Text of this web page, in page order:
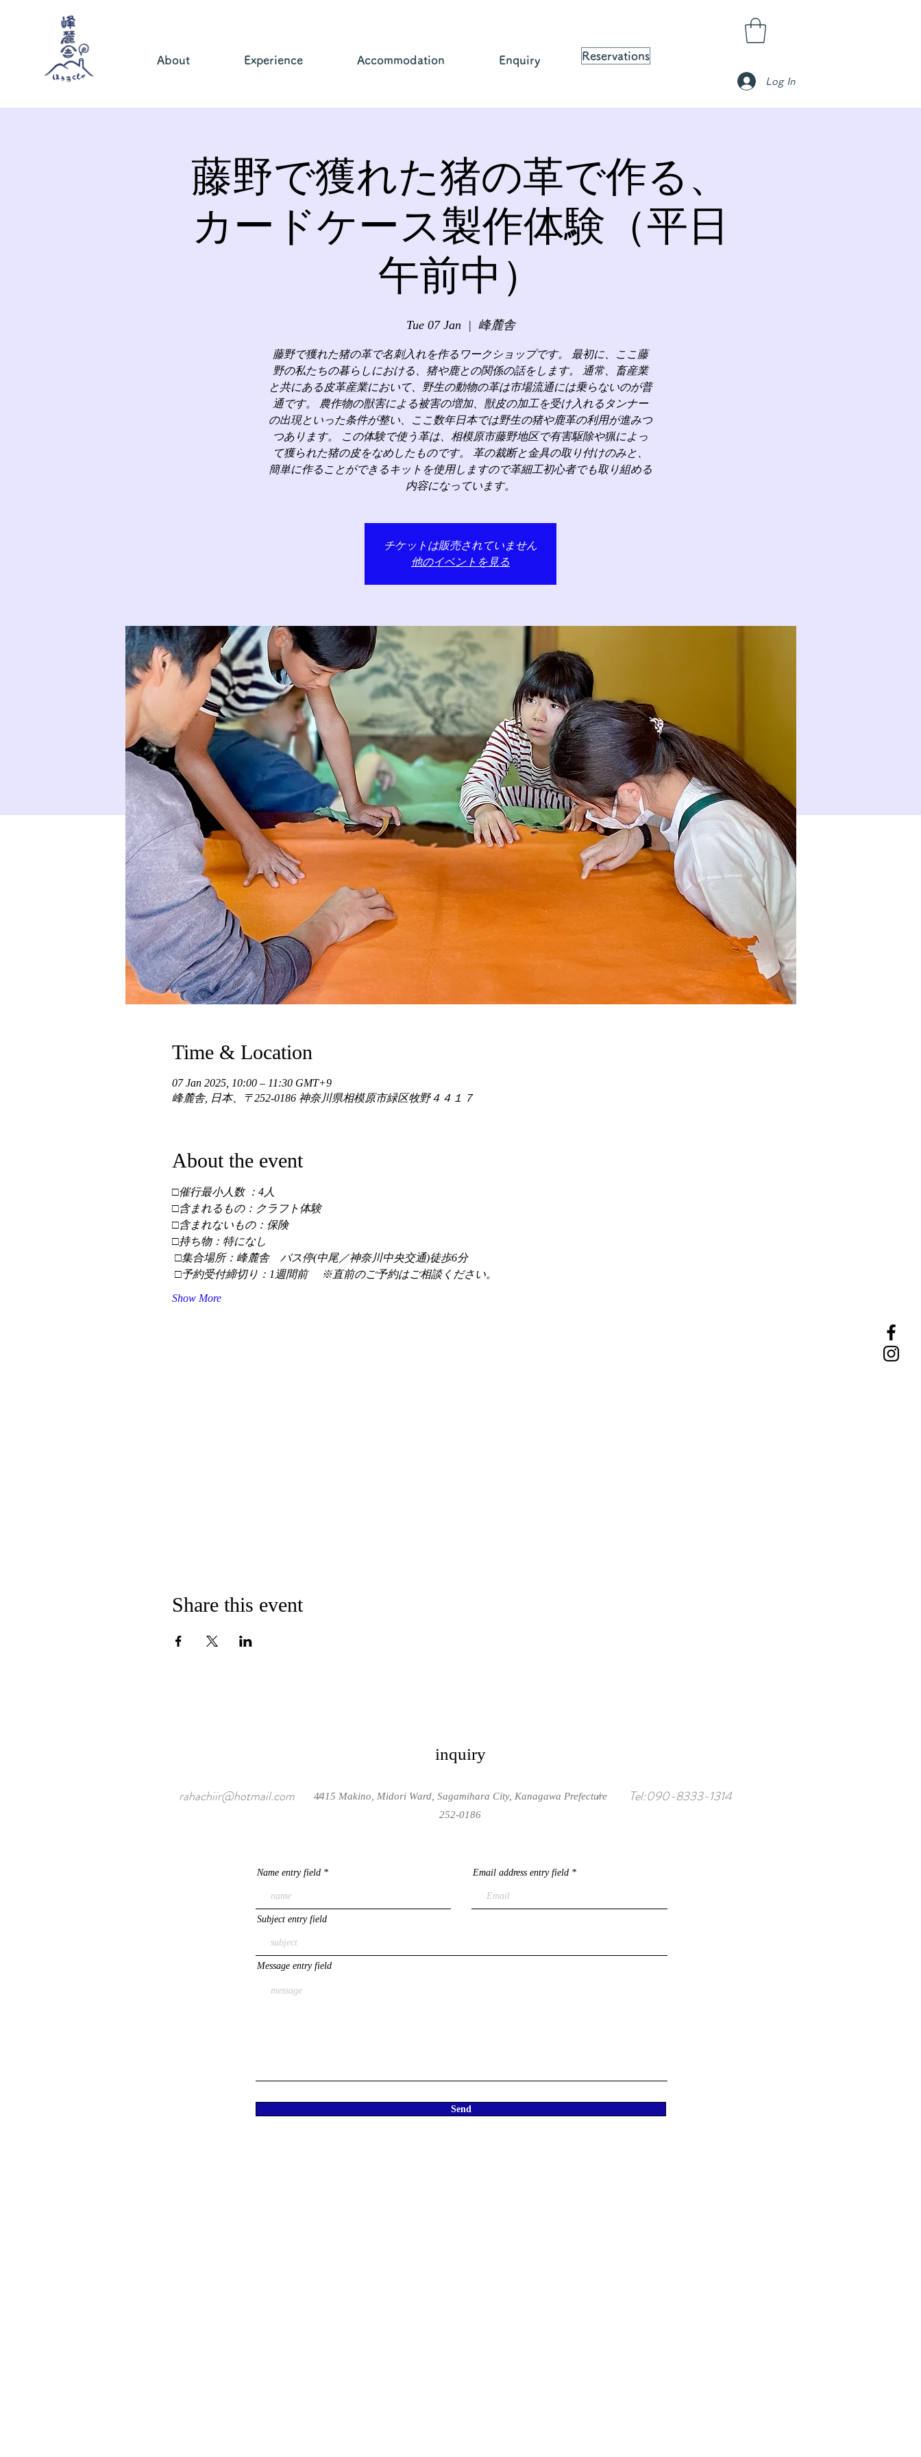
About Experience Accommodation Enquiry Reservations
Log In
藤野で獲れた猪の革で作る、
カードケース製作体験（平日
午前中）
Tue 07 Jan
  |
峰麓舎
藤野で獲れた猪の革で名刺入れを作るワークショップです。 最初に、ここ藤
野の私たちの暮らしにおける、猪や鹿との関係の話をします。 通常、畜産業
と共にある皮革産業において、野生の動物の革は市場流通には乗らないのが普
通です。 農作物の獣害による被害の増加、獣皮の加工を受け入れるタンナー
の出現といった条件が整い、ここ数年日本では野生の猪や鹿革の利用が進みつ
つあります。 この体験で使う革は、相模原市藤野地区で有害駆除や猟によっ
て獲られた猪の皮をなめしたものです。 革の裁断と金具の取り付けのみと、
簡単に作ることができるキットを使用しますので革細工初心者でも取り組める
内容になっています。
チケットは販売されていません
他のイベントを見る
Time & Location
07 Jan 2025, 10:00 – 11:30 GMT+9
峰麓舎, 日本、〒252-0186 神奈川県相模原市緑区牧野４４１７
About the event
□催行最小人数 ：4人
□含まれるもの：クラフト体験
□含まれないもの：保険
□持ち物：特になし
□集合場所：峰麓舎　バス停(中尾／神奈川中央交通)徒歩6分
□予約受付締切り：1週間前 　※直前のご予約はご相談ください。
Show More
Share this event
inquiry
rahachiir@hotmail.com /
4415 Makino, Midori Ward, Sagamihara City, Kanagawa Prefecture
252-0186
/ Tel:090-8333-1314
Name entry field Email address entry field
Subject entry field
Message entry field
Send